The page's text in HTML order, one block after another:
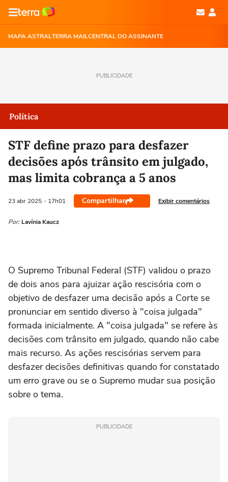
MAPA ASTRALTERRA MAILCENTRAL DO ASSINANTE
PUBLICIDADE
Política
STF define prazo para desfazer
decisões após trânsito em julgado,
mas limita cobrança a 5 anos
23 abr 2025 - 17h01 Compartilhar Exibir comentários
Por: Lavínia Kaucz
O Supremo Tribunal Federal (STF) validou o prazo
de dois anos para ajuizar ação rescisória com o
objetivo de desfazer uma decisão após a Corte se
pronunciar em sentido diverso à "coisa julgada"
formada inicialmente. A "coisa julgada" se refere às
decisões com trânsito em julgado, quando não cabe
mais recurso. As ações rescisórias servem para
desfazer decisões definitivas quando for constatado
um erro grave ou se o Supremo mudar sua posição
sobre o tema.
PUBLICIDADE